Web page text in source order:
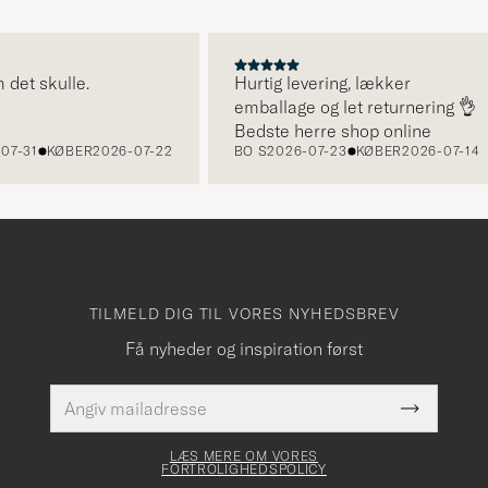
skulle.
KØBER2026-07-22
Hurtig levering, lækker
emballage og let returnering 👌
Bedste herre shop online
2026-07-23 KØBER2026-07-14
TILMELD DIG TIL VORES NYHEDSBREV
Få nyheder og inspiration først
mailadresse
Dette
felt skal
Submit
Newsletter
LÆS MERE OM VORES
FORTROLIGHEDSPOLICY